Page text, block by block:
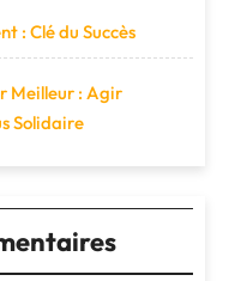
: Clé du Succès
Meilleur : Agir
Solidaire